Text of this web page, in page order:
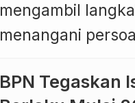
sebagai alasan
dugaan
Denpasar, Jumat
mengambil
menangani
serius di Bali,
BPN Tegaskan